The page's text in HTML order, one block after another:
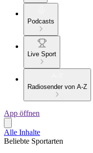
Podcasts
Live Sport
Radiosender von A-Z
App öffnen
Alle Inhalte
Beliebte Sportarten